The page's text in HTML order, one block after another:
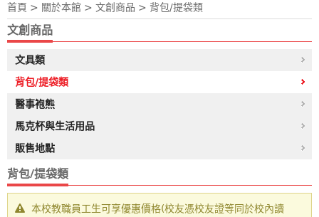
首頁 > 關於本館 > 文創商品 > 背包/提袋類
文創商品
文具類
背包/提袋類
醫事袍熊
馬克杯與生活用品
販售地點
背包/提袋類
本校教職員工生可享優惠價格(校友憑校友證等同於校內讀